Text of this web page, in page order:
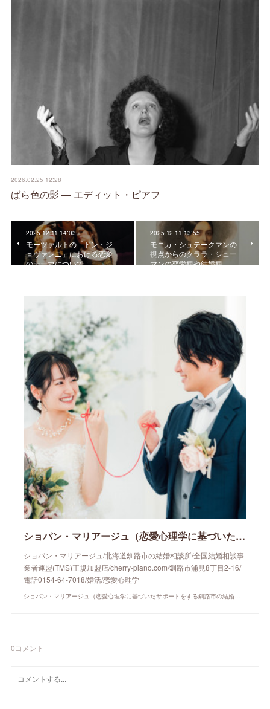
2026.02.25 12:28
ばら色の影 ― エディット・ピアフ
2025.12.11 14:03
モーツァルトの「ドン・ジ
ョヴァンニ」における恋愛
のテーマについて
2025.12.11 13:55
モニカ・シュテークマンの
視点からのクララ・シュー
マンの恋愛観や結婚観
ショパン・マリアージュ（恋愛心理学に基づいたサポートをする釧路市の結婚相談所）/ 全国結婚相談事業者連盟正規加盟店 / cherry-piano.com
ショパン・マリアージュ/北海道釧路市の結婚相談所/全国結婚相談事
業者連盟(TMS)正規加盟店/cherry-piano.com/釧路市浦見8丁目2-16/
電話0154-64-7018/婚活/恋愛心理学
ショパン・マリアージュ（恋愛心理学に基づいたサポートをする釧路市の結婚相談所）/ 全国結婚相談事業者連盟正規加盟店 / cherry-piano.com
0コメント